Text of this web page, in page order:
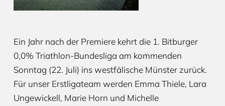
Ein Jahr nach der Premiere kehrt die 1. Bitburger
0,0% Triathlon-Bundesliga am kommenden
Sonntag (22. Juli) ins westfälische Münster zurück.
Für unser Erstligateam werden Emma Thiele, Lara
Ungewickell, Marie Horn und Michelle